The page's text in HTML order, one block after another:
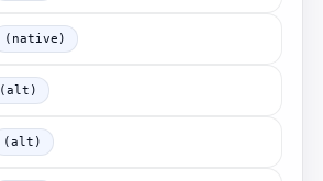
(native)
(alt)
(alt)